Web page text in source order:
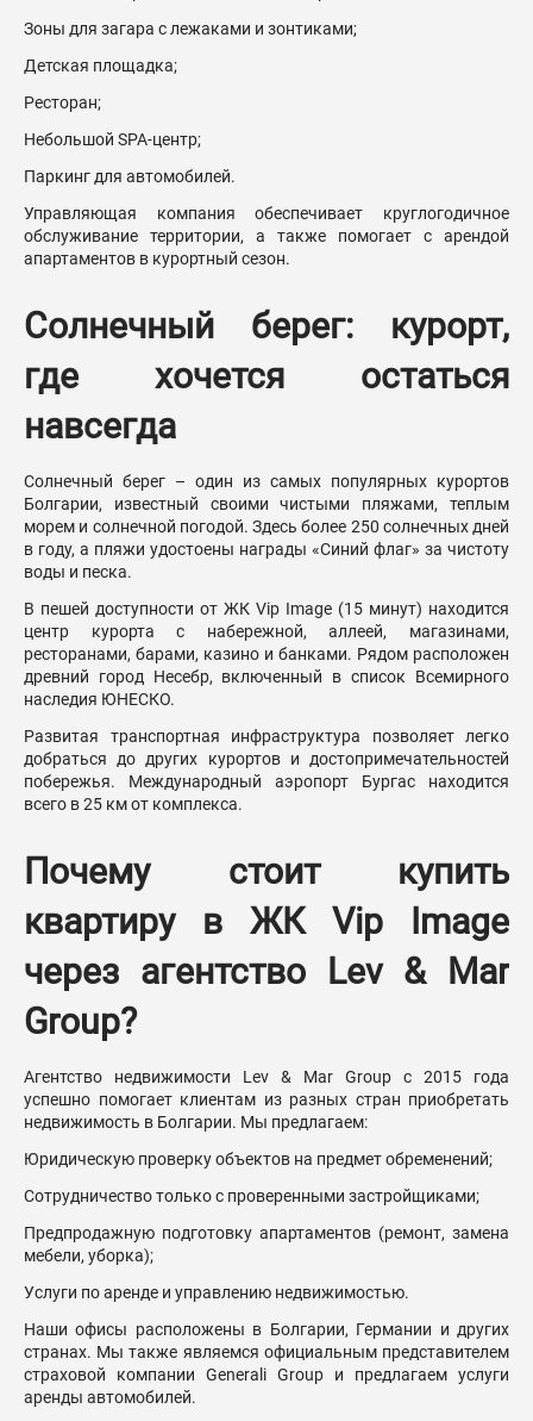
Зоны для загара с лежаками и зонтиками;
Детская площадка;
Ресторан;
Небольшой SPA-центр;
Паркинг для автомобилей.
Управляющая компания обеспечивает круглогодичное
обслуживание территории, а также помогает с арендой
апартаментов в курортный сезон.
Солнечный берег: курорт,
где хочется остаться
навсегда
Солнечный берег – один из самых популярных курортов
Болгарии, известный своими чистыми пляжами, теплым
морем и солнечной погодой. Здесь более 250 солнечных дней
в году, а пляжи удостоены награды «Синий флаг» за чистоту
воды и песка.
В пешей доступности от ЖК Vip Image (15 минут) находится
центр курорта с набережной, аллеей, магазинами,
ресторанами, барами, казино и банками. Рядом расположен
древний город Несебр, включенный в список Всемирного
наследия ЮНЕСКО.
Развитая транспортная инфраструктура позволяет легко
добраться до других курортов и достопримечательностей
побережья. Международный аэропорт Бургас находится
всего в 25 км от комплекса.
Почему стоит купить
квартиру в ЖК Vip Image
через агентство Lev & Mar
Group?
Агентство недвижимости Lev & Mar Group с 2015 года
успешно помогает клиентам из разных стран приобретать
недвижимость в Болгарии. Мы предлагаем:
Юридическую проверку объектов на предмет обременений;
Сотрудничество только с проверенными застройщиками;
Предпродажную подготовку апартаментов (ремонт, замена
мебели, уборка);
Услуги по аренде и управлению недвижимостью.
Наши офисы расположены в Болгарии, Германии и других
странах. Мы также являемся официальным представителем
страховой компании Generali Group и предлагаем услуги
аренды автомобилей.